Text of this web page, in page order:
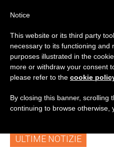
TAG
Posts
ULTIME NOTIZIE
Notice
This website or its third party
necessary to its functioning and
purposes illustrated in the
more or withdraw your consent
please refer to the cookie
By closing this banner, scrolling
continuing to browse otherwise,